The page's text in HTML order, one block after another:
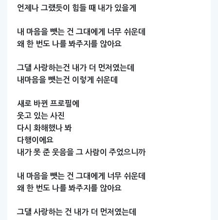
언제나 그랬듯이 힘들 때 내가 있을게
내 마음을 뺏는 건 그대에게 너무 쉬운데
왜 한 번도 나를 봐주지를 않아요
그댈 사랑하는건 내가 더 먼저였는데
내마음을 뺏는건 이렇게 쉬운데
새로 바뀐 프로필에
웃고 있는 사진
다시
화해했나 봐
다행이에요
내가 못 준 웃음을 그 사람이 주었으니까
내 마음을 뺏는 건 그대에게 너무 쉬운데
왜 한 번도 나를 봐주지를 않아요
그댈 사랑하는 건 내가 더 먼저였는데